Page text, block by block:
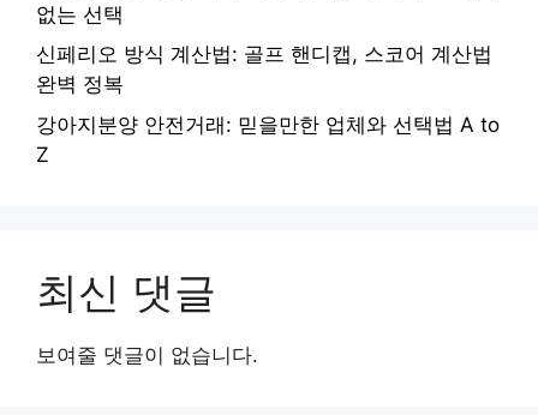
없는 선택
신페리오 방식 계산법: 골프 핸디캡, 스코어 계산법
완벽 정복
강아지분양 안전거래: 믿을만한 업체와 선택법 A to
Z
최신 댓글
보여줄 댓글이 없습니다.